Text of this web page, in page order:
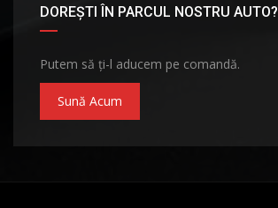
DOREȘTI ÎN PARCUL NOSTRU AUTO?
Putem să ți-l aducem pe comandă.
Sună Acum